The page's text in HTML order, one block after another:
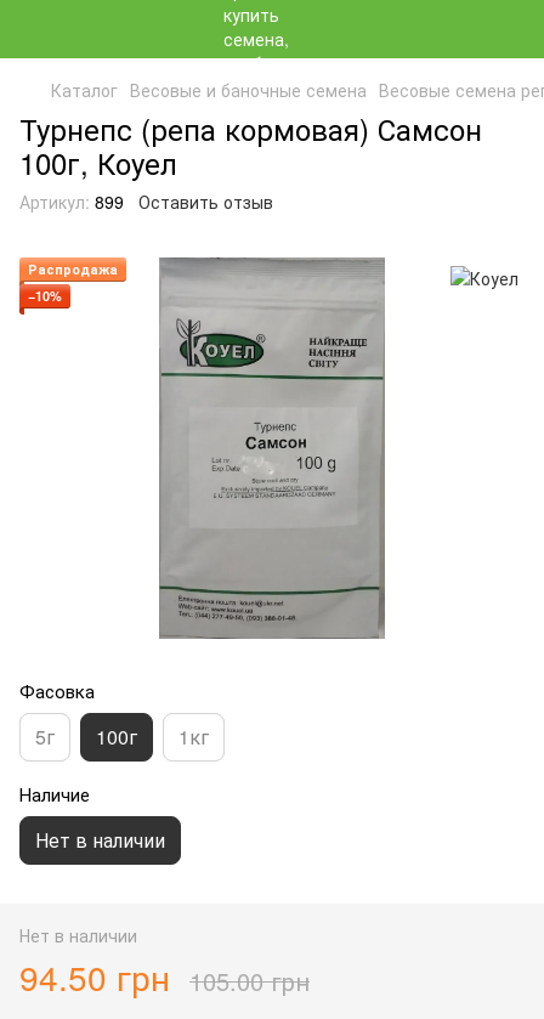
Каталог Весовые и баночные семена Весовые семена
Турнепс (репа кормовая) Самсон
100г, Коуел
Артикул: 899 Оставить отзыв
Распродажа
−10%
Фасовка
5г 100г 1кг
Наличие
Нет в наличии
Нет в наличии
94.50 грн 105.00 грн